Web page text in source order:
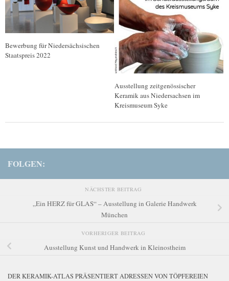
Bewerbung für Niedersächsischen
Staatspreis 2022
Ausstellung zeitgenössischer
Keramik aus Niedersachsen im
Kreismuseum Syke
FOLGEN:
NÄCHSTER BEITRAG
„Ein HERZ für GLAS“ – Ausstellung in Galerie Handwerk
München
VORHERIGER BEITRAG
Ausstellung Kunst und Handwerk in Kleinostheim
DER KERAMIK-ATLAS PRÄSENTIERT ADRESSEN VON TÖPFEREIEN